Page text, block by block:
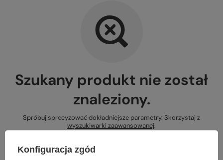
Szukany produkt nie został
znaleziony.
Spróbuj sprecyzować dokładniejsze parametry. Skorzystaj z
wyszukiwarki zaawansowanej.
Konfiguracja zgód